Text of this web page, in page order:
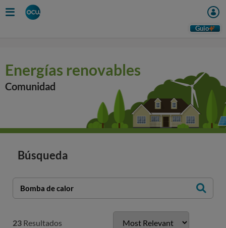
Guio
Energías renovables
Comunidad
Búsqueda
23 Resultados